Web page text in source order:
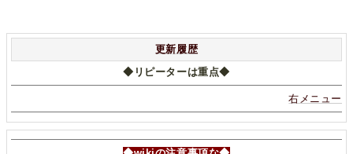
更新履歴
◆リピーターは重点◆
右メニュー